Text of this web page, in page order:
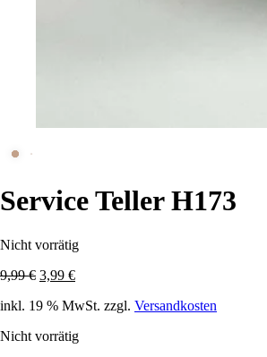
Service Teller H173
Nicht vorrätig
9,99€ Ursprünglicher
war:
3,99 €Aktueller
ist:
inkl. 19 % MwSt. zzgl. Versandkosten
Nicht vorrätig